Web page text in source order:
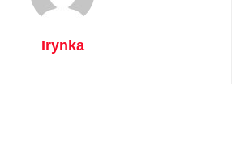
Irynka